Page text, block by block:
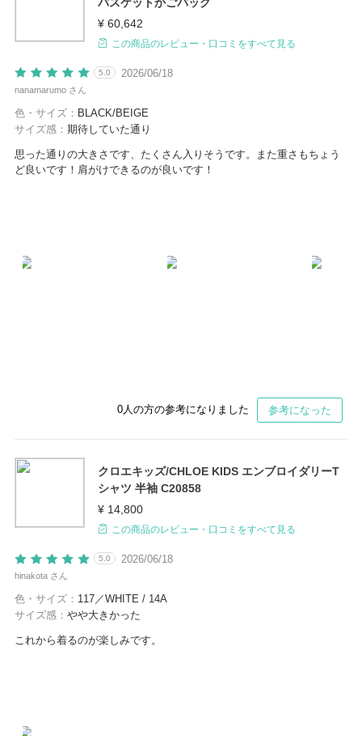
¥ 60,642
この商品のレビュー・口コミをすべて見る
2026/06/18
5.0
nanamarumo さん
色・サイズ： BLACK/BEIGE
サイズ感： 期待していた通り
思った通りの大きさです、たくさん入りそうです。また重さもちょう
ど良いです！肩がけできるのが良いです！
0人の方の参考になりました 参考になった
クロエキッズ/CHLOE KIDS エンブロイダリーT
シャツ 半袖 C20858
¥ 14,800
この商品のレビュー・口コミをすべて見る
2026/06/18
5.0
hinakota さん
色・サイズ： 117／WHITE / 14A
サイズ感： やや大きかった
これから着るのが楽しみです。